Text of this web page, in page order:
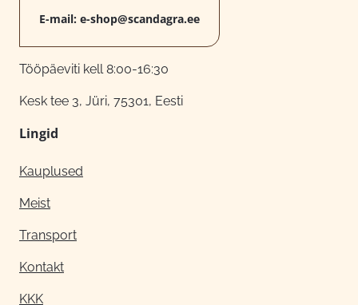
E-mail: e-shop@scandagra.ee
Tööpäeviti kell 8:00-16:30
Kesk tee 3, Jüri, 75301, Eesti
Lingid
Kauplused
Meist
Transport
Kontakt
KKK